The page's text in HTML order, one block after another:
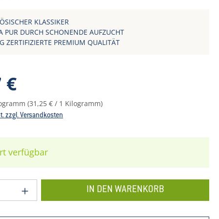
KLASSIKER
PUR DURCH SCHONENDE AUFZUCHT
ZERTIFIZIERTE PREMIUM QUALITÄT
€
(31,25 € / 1 Kilogramm)
zzgl. Versandkosten
verfügbar
Anzahl: Gib den gewünschten Wert
IN DEN WARENKORB